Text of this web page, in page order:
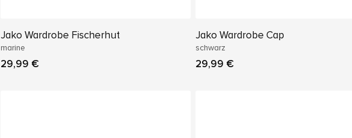
Jako Wardrobe Fischerhut
marine
29,99 €
Jako Wardrobe Cap
schwarz
29,99 €